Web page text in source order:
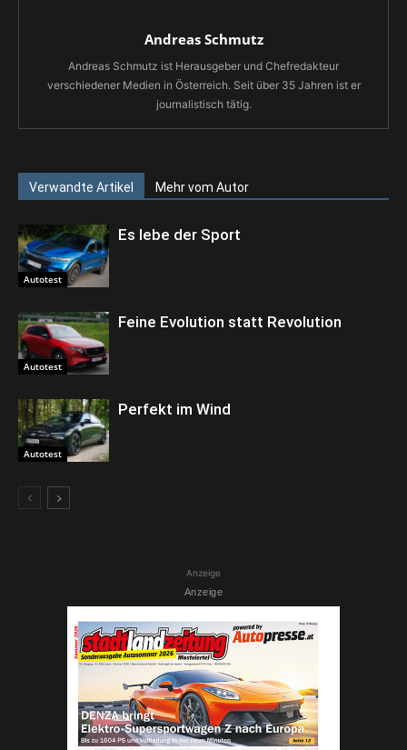
Andreas Schmutz
Andreas Schmutz ist Herausgeber und Chefredakteur
verschiedener Medien in Österreich. Seit über 35 Jahren ist er
journalistisch tätig.
Verwandte Artikel Mehr vom Autor
Autotest
Es lebe der Sport
Autotest
Feine Evolution statt Revolution
Autotest
Perfekt im Wind
Anzeige
Anzeige